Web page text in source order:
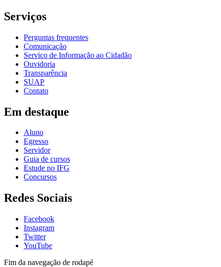
Serviços
Perguntas frequentes
Comunicação
Serviço de Informação ao Cidadão
Ouvidoria
Transparência
SUAP
Contato
Em destaque
Aluno
Egresso
Servidor
Guia de cursos
Estude no IFG
Concursos
Redes Sociais
Facebook
Instagram
Twitter
YouTube
Fim da navegação de rodapé